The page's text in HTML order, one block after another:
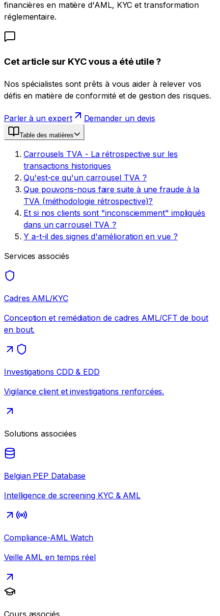
financières en matière d'AML, KYC et transformation
réglementaire.
Cet article sur KYC vous a été utile ?
Nos spécialistes sont prêts à vous aider à relever vos
défis en matière de conformité et de gestion des risques.
Parler à un expert Demander un devis
Table des matières
Carrousels TVA - La rétrospective sur les
transactions historiques
Qu'est-ce qu'un carrousel TVA ?
Que pouvons-nous faire suite à une fraude à la
TVA (méthodologie rétrospective)?
Et si nos clients sont "inconsciemment" impliqués
dans un carrousel TVA ?
Y a-t-il des signes d'amélioration en vue ?
Services associés
Cadres AML/KYC
Conception et remédiation de cadres AML/CFT de bout
en bout.
Investigations CDD & EDD
Vigilance client et investigations renforcées.
Solutions associées
Belgian PEP Database
Intelligence de screening KYC & AML
Compliance-AML Watch
Veille AML en temps réel
Cours associés